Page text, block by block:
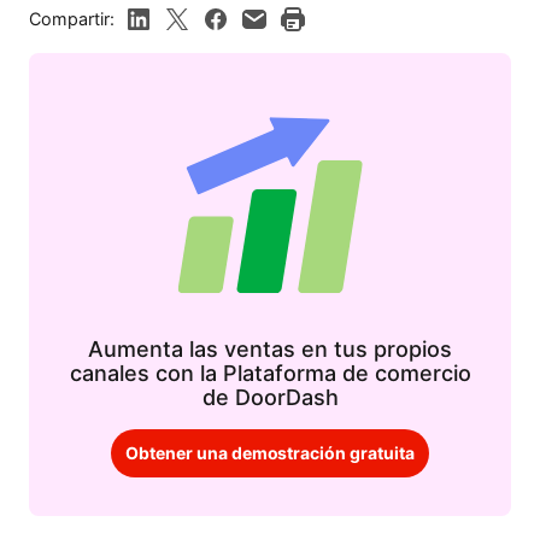
Compartir:
Aumenta las ventas en tus propios
canales con la Plataforma de comercio
de DoorDash
Obtener una demostración gratuita